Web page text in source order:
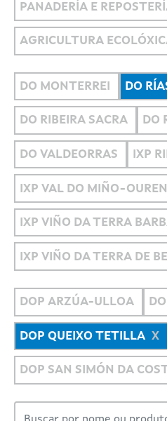
PANADERÍA E
AGRICULTURA
DO MONTERREI DO
DO RIBEIRA SACRA DO
DO VALDEORRAS IXP
IXP VAL DO MIÑO-
IXP VIÑO DA TERRA
IXP VIÑO DA TERRA DE
DOP ARZÚA-ULLOA
DOP QUEIXO TETILLA
DOP SAN SIMÓN DA